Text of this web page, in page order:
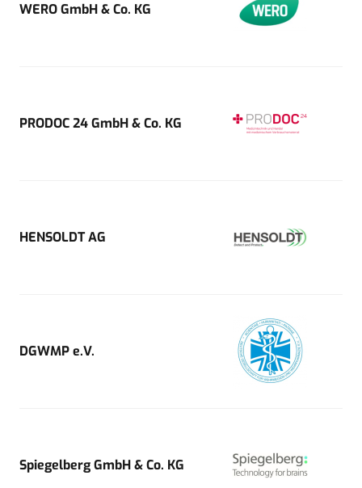
WERO GmbH & Co. KG
PRODOC 24 GmbH & Co. KG
HENSOLDT AG
DGWMP e.V.
Spiegelberg GmbH & Co. KG